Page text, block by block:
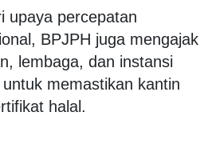
upaya percepatan
BPJPH juga mengajak
lembaga, dan instansi
memastikan kantin
halal.